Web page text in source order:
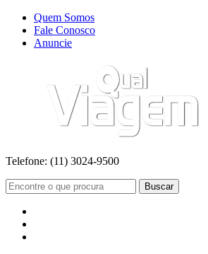
Quem Somos
Fale Conosco
Anuncie
Telefone: (11) 3024-9500
Buscar